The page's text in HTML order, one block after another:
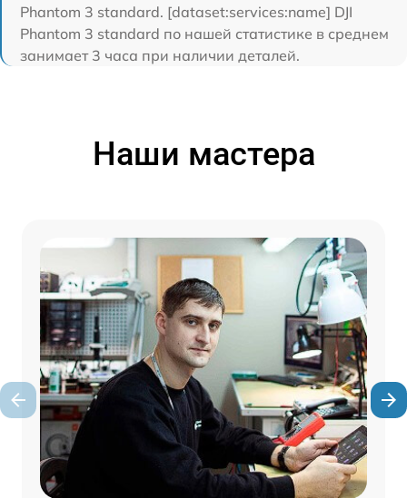
Phantom 3 standard. [dataset:services:name] DJI
Phantom 3 standard по нашей статистике в среднем
занимает 3 часа при наличии деталей.
Наши мастера